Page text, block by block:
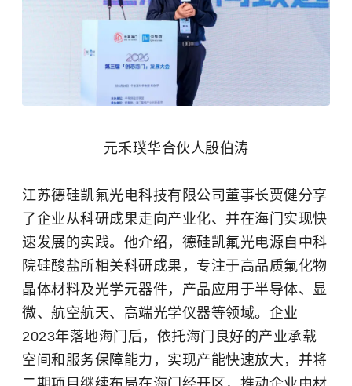
元禾璞华合伙人殷伯涛
江苏德硅凯氟光电科技有限公司董事长贾健分享
了企业从科研成果走向产业化、并在海门实现快
速发展的实践。他介绍，德硅凯氟光电源自中科
院硅酸盐所相关科研成果，专注于高品质氟化物
晶体材料及光学元器件，产品应用于半导体、显
微、航空航天、高端光学仪器等领域。企业
2023年落地海门后，依托海门良好的产业承载
空间和服务保障能力，实现产能快速放大，并将